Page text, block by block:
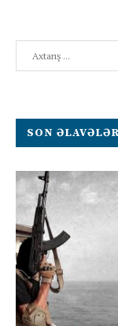
SON ƏLAVƏLƏR